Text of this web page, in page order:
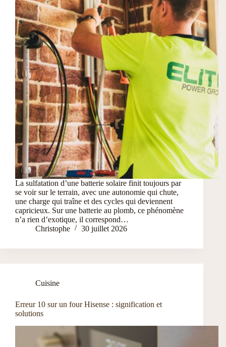
La sulfatation d’une batterie solaire finit toujours par
se voir sur le terrain, avec une autonomie qui chute,
une charge qui traîne et des cycles qui deviennent
capricieux. Sur une batterie au plomb, ce phénomène
n’a rien d’exotique, il correspond…
Christophe
30 juillet 2026
Cuisine
Erreur 10 sur un four Hisense : signification et
solutions